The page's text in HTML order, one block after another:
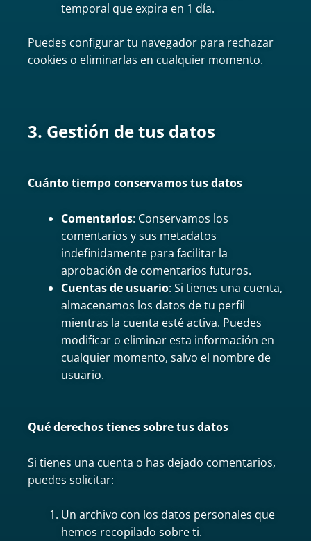
temporal que expira en 1 día.
Puedes configurar tu navegador para rechazar
cookies o eliminarlas en cualquier momento.
3. Gestión de tus datos
Cuánto tiempo conservamos tus datos
Comentarios: Conservamos los
comentarios y sus metadatos
indefinidamente para facilitar la
aprobación de comentarios futuros.
Cuentas de usuario: Si tienes una cuenta,
almacenamos los datos de tu perfil
mientras la cuenta esté activa. Puedes
modificar o eliminar esta información en
cualquier momento, salvo el nombre de
usuario.
Qué derechos tienes sobre tus datos
Si tienes una cuenta o has dejado comentarios,
puedes solicitar:
Un archivo con los datos personales que
hemos recopilado sobre ti.